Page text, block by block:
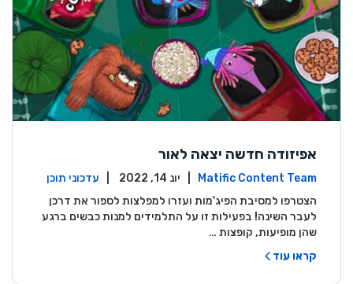
אפיזודה חדשה יצאה לאור
Matific Content Team
עדכוני תוכן
הצטרפו למסיבת הפיג'מות ועזרו למפלצות לספור את דרכן
לעבר השינה! בפעילות זו על התלמידים למנות כבשים ברגע
שהן מופיעות, קופצות …
קראו עוד